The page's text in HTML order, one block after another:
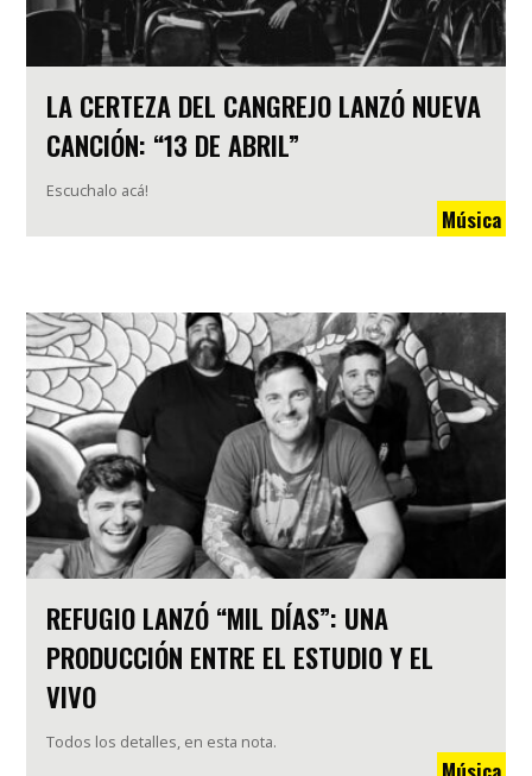
LA CERTEZA DEL CANGREJO LANZÓ NUEVA
CANCIÓN: “13 DE ABRIL”
Escuchalo acá!
Música
REFUGIO LANZÓ “MIL DÍAS”: UNA
PRODUCCIÓN ENTRE EL ESTUDIO Y EL
VIVO
Todos los detalles, en esta nota.